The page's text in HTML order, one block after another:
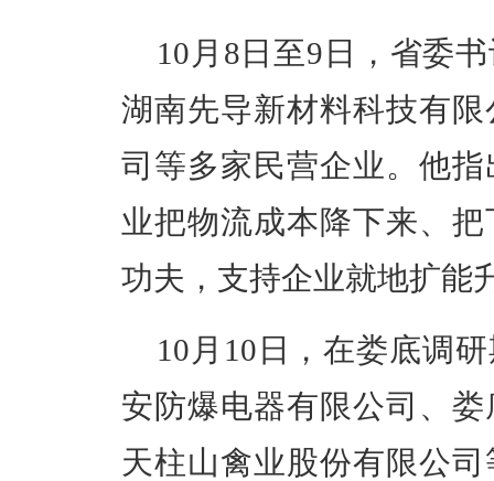
10月8日至9日，省委
湖南先导新材料科技有
司等多家民营企业。他
业把物流成本降下来、
功夫，支持企业就地扩能
10月10日，在娄底调
安防爆电器有限公司、
天柱山禽业股份有限公